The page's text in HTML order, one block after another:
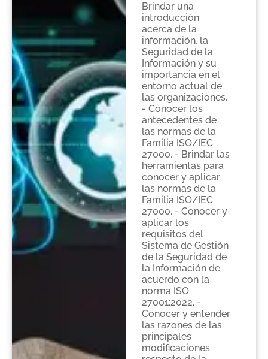
Brindar una
introducción
acerca de la
información, la
Seguridad de la
Información y su
importancia en el
entorno actual de
las organizaciones.
- Conocer los
antecedentes de
las normas de la
Familia ISO/IEC
27000. - Brindar las
herramientas para
conocer y aplicar
las normas de la
Familia ISO/IEC
27000. - Conocer y
aplicar los
requisitos del
Sistema de Gestión
de la Seguridad de
la Información de
acuerdo con la
norma ISO
27001:2022. -
Conocer y entender
las razones de las
principales
modificaciones